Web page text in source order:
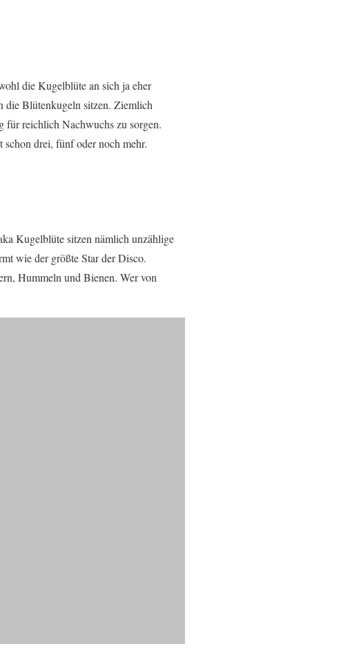
die Kugelblüte an sich ja eher
die Blütenkugeln sitzen. Ziemlich
für reichlich Nachwuchs zu sorgen.
drei, fünf oder noch mehr.
Kugelblüte sitzen nämlich unzählige
wie der größte Star der Disco.
Hummeln und Bienen. Wer von